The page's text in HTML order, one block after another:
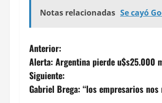
Notas relacionadas Se cayó
N
a
v
Anterior:
Alerta: Argentina pierde u$s25.000
Siguiente:
Gabriel Brega: “los empresarios